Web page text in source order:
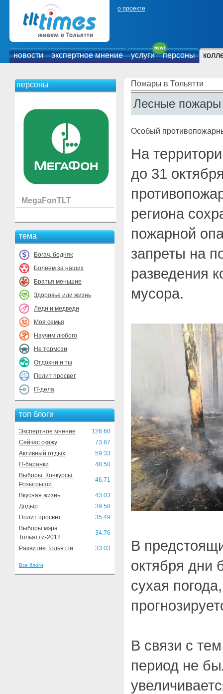
о проекте
новости экспертное мнение услуги персоны
персоны
MegaFonTLT
тема
Богач, бедняк
Болеем за наших
Братья меньшие
Здоровье или жизнь
Леди и медведи
Моя семья
Научим любого
Не тормози
Отдохни и ты
Полит просвет
IT-дела
топ блоги
Экспертное мнение
126.60
Сейчас скажу
73.87
Активный отдых
59.33
IT-баранки
48.50
Выборы. Конкурсы.
Розыгрыши.
46.71
Вкусная жизнь
43.03
Додыр
39.58
Полит просвет
35.49
Выборы мэра
Тольятти-2012
34.76
Развитие Тольятти 33.03
Все блоги
Пожары в Тольятти
Лесные
Особый
На
до 31
региона
пожарной
запреты на
разведения
мусора.
В
октября дни
сухая
В связи с
период не